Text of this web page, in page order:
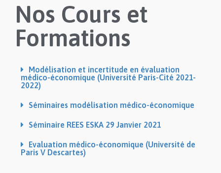
Nos Cours et
Formations
Modélisation et incertitude en évaluation
médico-économique (Université Paris-Cité 2021-
2022)
Séminaires modélisation médico-économique
Séminaire REES ESKA 29 Janvier 2021
Evaluation médico-économique (Université de
Paris V Descartes)